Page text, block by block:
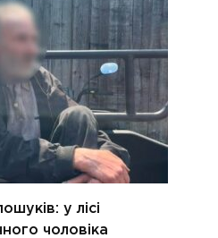
у лісі
чоловіка